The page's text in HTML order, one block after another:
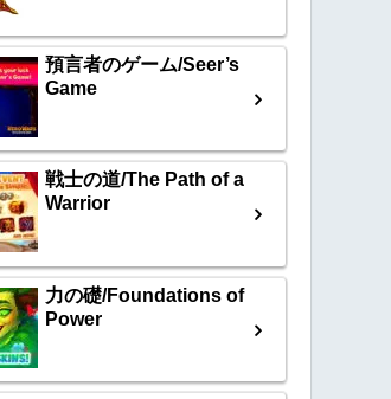
預言者のゲーム/Seer’s
Game
戦士の道/The Path of a
Warrior
力の礎/Foundations of
Power